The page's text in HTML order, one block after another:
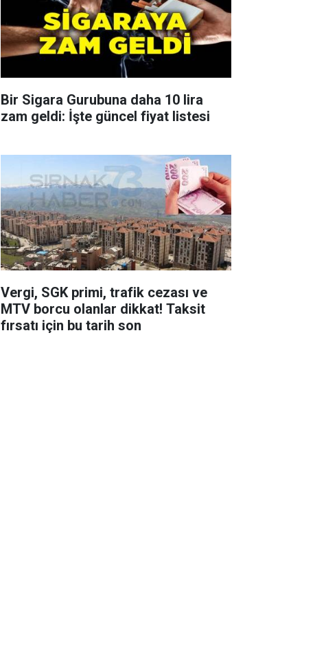
Bir Sigara Gurubuna daha 10 lira
zam geldi: İşte güncel fiyat listesi
Vergi, SGK primi, trafik cezası ve
MTV borcu olanlar dikkat! Taksit
fırsatı için bu tarih son